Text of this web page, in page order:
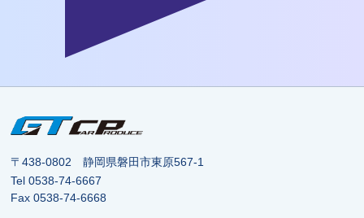
〒438-0802 静岡県磐田市東原567-1
Tel0538-74-6667
Fax 0538-74-6668